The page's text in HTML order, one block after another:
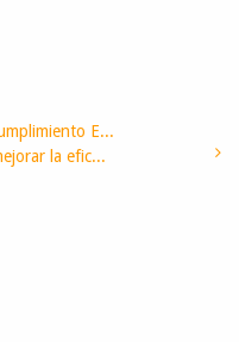
E...
la efic...